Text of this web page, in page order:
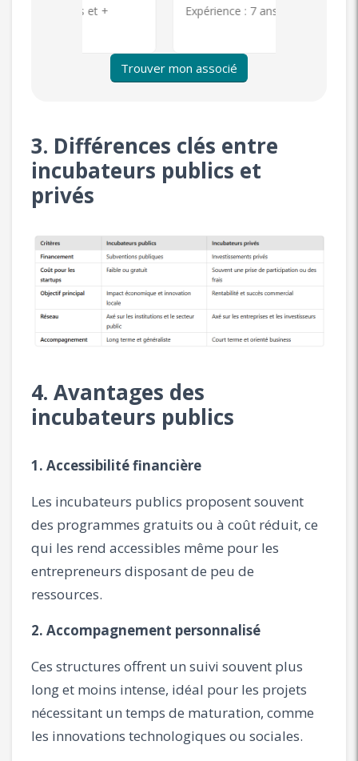
Expérience : 7 ans et +
Trouver mon associé
3. Différences clés entre
incubateurs publics et
privés
4. Avantages des
incubateurs publics
1. Accessibilité financière
Les incubateurs publics proposent souvent
des programmes gratuits ou à coût réduit, ce
qui les rend accessibles même pour les
entrepreneurs disposant de peu de
ressources.
2. Accompagnement personnalisé
Ces structures offrent un suivi souvent plus
long et moins intense, idéal pour les projets
nécessitant un temps de maturation, comme
les innovations technologiques ou sociales.